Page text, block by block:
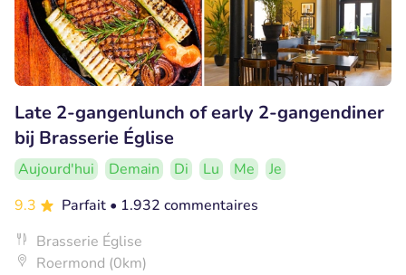
Late 2-gangenlunch of early 2-gangendiner
bij Brasserie Église
Aujourd'hui Demain Di Lu Me
Je
9.3
Parfait • 1.932 commentaires
Brasserie Église
Roermond (0km)